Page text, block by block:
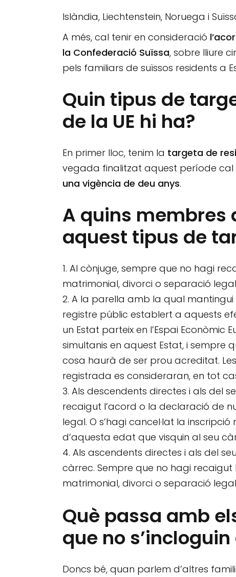
Islàndia, Liechtenstein, Noruega i
A més, cal tenir en consideració
la Confederació Suïssa, sobre lliure
pels familiars de suïssos residents a
Quin tipus de
de la UE hi ha?
En primer lloc, tenim la targeta de
vegada finalitzat aquest període cal
una vigència de deu anys.
A quins
aquest tipus de
Al cònjuge, sempre que no hagi
matrimonial, divorci o separació
A la parella amb la qual
registre públic establert a aquests
un Estat parteix en l’Espai Econòmic
simultanis en aquest Estat, i sempre
cosa haurà de ser prou acreditat.
registrada es consideraran, en tot
Als descendents directes i als del
recaigut l’acord o la declaració de
legal. O s’hagi cancel·lat la
d’aquesta edat que visquin al seu
Als ascendents directes i als del
càrrec. Sempre que no hagi recaigut
matrimonial, divorci o separació
Què passa amb
que no
Doncs bé, quan parlem d’altres